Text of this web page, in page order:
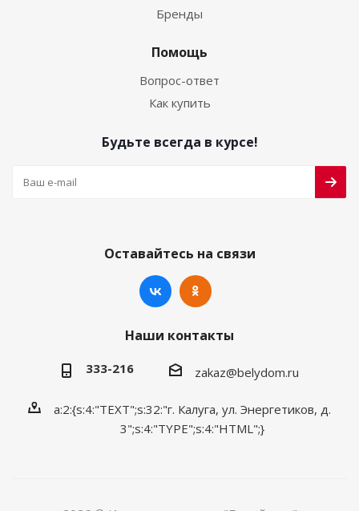
Бренды
Помощь
Вопрос-ответ
Как купить
Будьте всегда в курсе!
Оставайтесь на связи
Наши контакты
333-216 zakaz@belydom.ru
a:2:{s:4:"TEXT";s:32:"г. Калуга, ул. Энергетиков, д.
3";s:4:"TYPE";s:4:"HTML";}